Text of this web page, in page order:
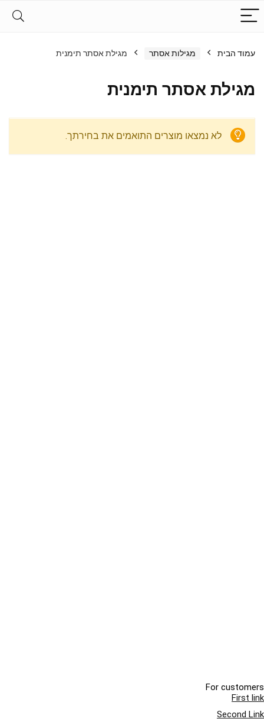
עמוד הבית מגילות אסתר מגילת אסתר תימנית
מגילת אסתר תימנית
לא נמצאו מוצרים התואמים את בחירתך.
For customers
First link
Second Link